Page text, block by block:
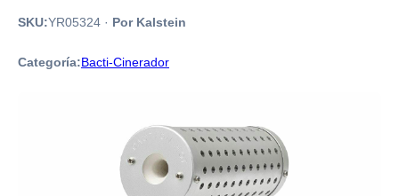
SKU:YR05324 · Por Kalstein
Categoría:Bacti-Cinerador